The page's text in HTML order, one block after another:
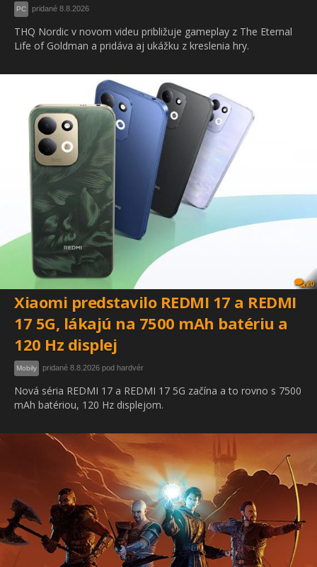
PC pridané 8.8.2026
THQ Nordic v novom videu približuje gameplay z The Eternal
Life of Goldman a pridáva aj ukážku z kreslenia hry.
20
Xiaomi predstavilo REDMI 17 a REDMI
17 5G, lákajú na 7500 mAh batériu a
120 Hz displej
Mobily pridané 8.8.2026 pod hardvér
Nová séria REDMI 17 a REDMI 17 5G začína a to rovno s 7500
mAh batériou, 120 Hz displejom.